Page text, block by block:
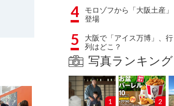
4
モロゾフから「大阪土産」
登場
5
大阪で「アイス万博」、行
列はどこ？
写真ランキング
1 2